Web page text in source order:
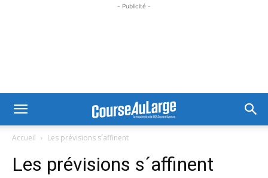
- Publicité -
Accueil Les prévisions s´affinent
Les prévisions s´affinent